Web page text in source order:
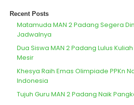
Recent Posts
Matamuda MAN 2 Padang Segera
Jadwalnya
Dua Siswa MAN 2 Padang Lulus
Mesir
Khesya Raih Emas Olimpiade PPKn
Indonesia
Tujuh Guru MAN 2 Padang Naik